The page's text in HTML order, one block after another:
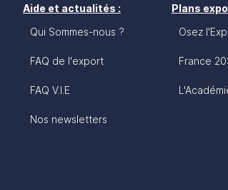
Aide et actualités :
Qui Sommes-nous ?
FAQ de l'export
FAQ V.I.E
Nos newsletters
Plans
Osez
France